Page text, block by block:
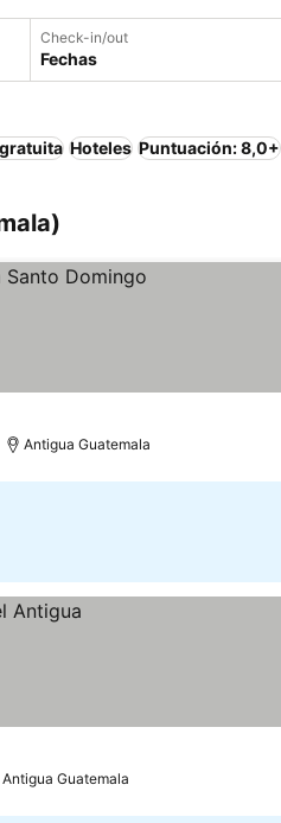
Check-in/out
Fechas
Hoteles Puntuación: 8,0+
Antigua Guatemala
Antigua Guatemala